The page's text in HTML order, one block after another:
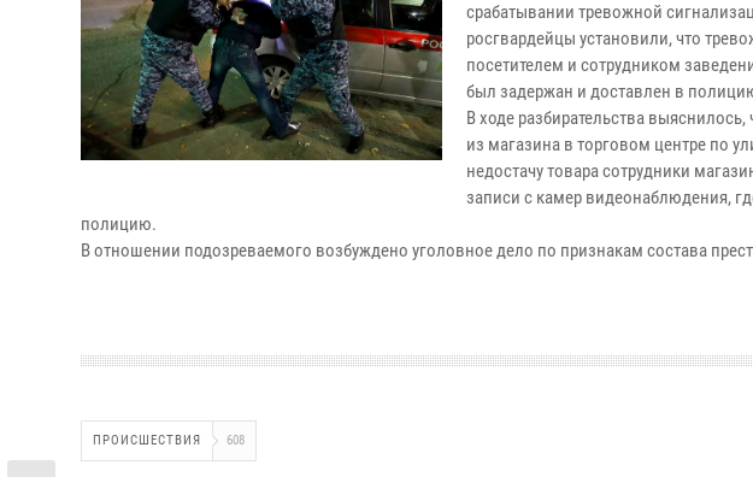
срабатывании тревожной
росгвардейцы установили, что
посетителем и сотрудником
был задержан и доставлен в
В ходе разбирательства
из магазина в торговом центре по
недостачу товара сотрудники
записи с камер видеонаблюдения,
полицию.
В отношении подозреваемого возбуждено уголовное дело по признакам состава
ПРОИСШЕСТВИЯ 608